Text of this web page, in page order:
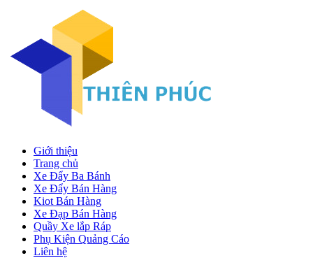
Giới thiệu
Trang chủ
Xe Đẩy Ba Bánh
Xe Đẩy Bán Hàng
Kiot Bán Hàng
Xe Đạp Bán Hàng
Quầy Xe lắp Ráp
Phụ Kiện Quảng Cáo
Liên hệ